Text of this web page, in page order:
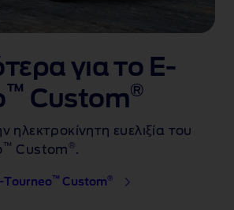
για το E-
™ Custom®
ηλεκτροκίνητη ευελιξία του
™ Custom® .
Tourneo™ Custom®